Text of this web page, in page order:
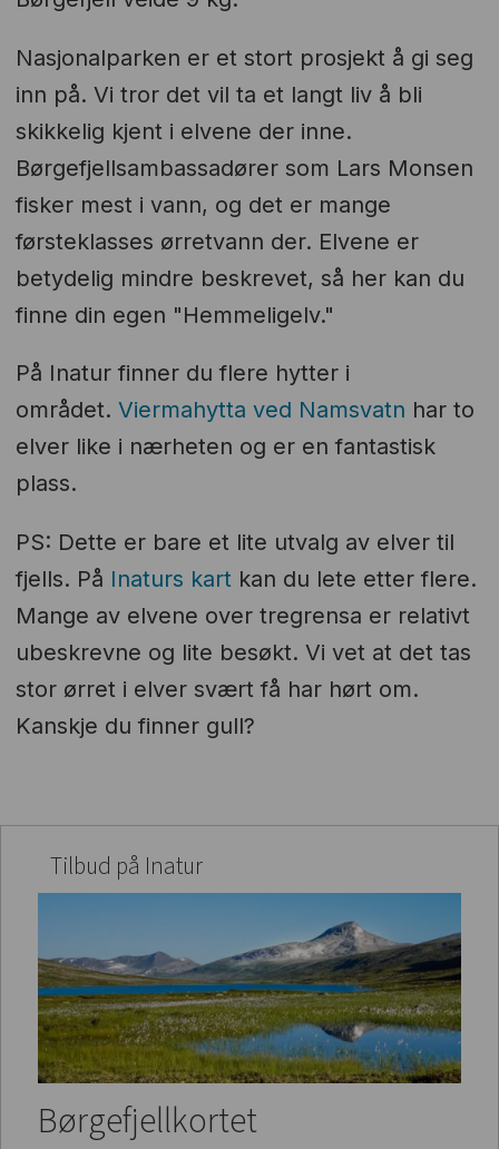
Nasjonalparken er et stort prosjekt å gi seg
inn på. Vi tror det vil ta et langt liv å bli
skikkelig kjent i elvene der inne.
Børgefjellsambassadører som Lars Monsen
fisker mest i vann, og det er mange
førsteklasses ørretvann der. Elvene er
betydelig mindre beskrevet, så her kan du
finne din egen "Hemmeligelv."
På Inatur finner du flere hytter i
området. Viermahytta ved Namsvatn har to
elver like i nærheten og er en fantastisk
plass.
PS: Dette er bare et lite utvalg av elver til
fjells. På Inaturs kartkan du lete etter flere.
Mange av elvene over tregrensa er relativt
ubeskrevne og lite besøkt. Vi vet at det tas
stor ørret i elver svært få har hørt om.
Kanskje du finner gull?
Tilbud på Inatur
Børgefjellkortet